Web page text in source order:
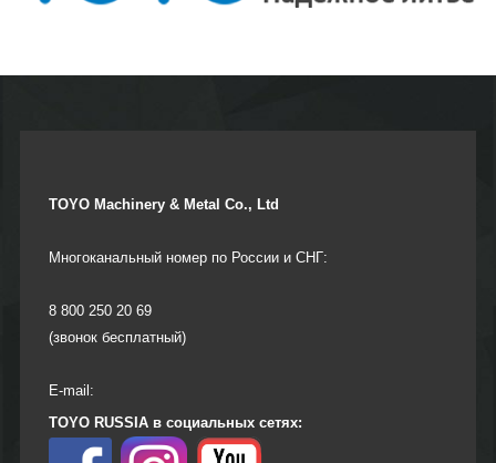
TOYO Machinery & Metal Co., Ltd
Многоканальный номер по России и СНГ:
8 800 250 20 69
(звонок бесплатный)
E-mail:
TOYO RUSSIA в социальных сетях: